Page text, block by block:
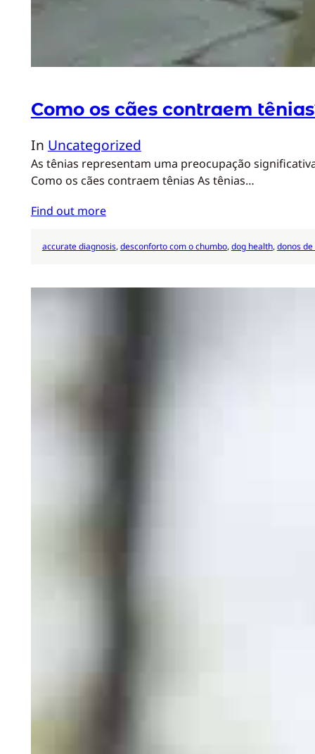
Como os cães contraem
In Uncategorized
As tênias representam uma preocupação
Como os cães contraem tênias As tênias…
Find out more
accurate diagnosis, desconforto com o chumbo, dog health, donos de